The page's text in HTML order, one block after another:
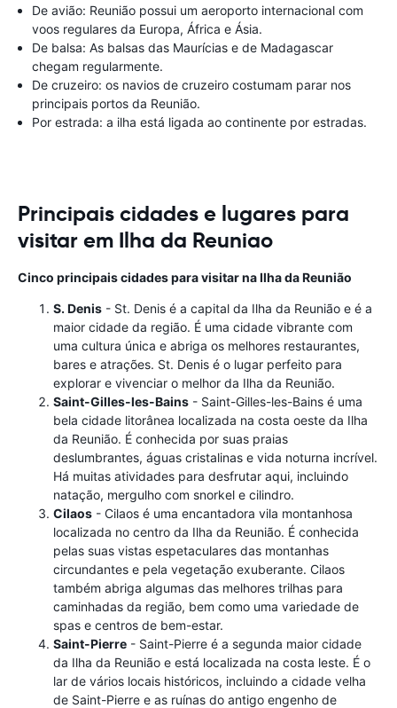
De avião: Reunião possui um aeroporto internacional com
voos regulares da Europa, África e Ásia.
De balsa: As balsas das Maurícias e de Madagascar
chegam regularmente.
De cruzeiro: os navios de cruzeiro costumam parar nos
principais portos da Reunião.
Por estrada: a ilha está ligada ao continente por estradas.
Principais cidades e lugares para
visitar em Ilha da Reuniao
Cinco principais cidades para visitar na Ilha da Reunião
S. Denis - St. Denis é a capital da Ilha da Reunião e é a
maior cidade da região. É uma cidade vibrante com
uma cultura única e abriga os melhores restaurantes,
bares e atrações. St. Denis é o lugar perfeito para
explorar e vivenciar o melhor da Ilha da Reunião.
Saint-Gilles-les-Bains - Saint-Gilles-les-Bains é uma
bela cidade litorânea localizada na costa oeste da Ilha
da Reunião. É conhecida por suas praias
deslumbrantes, águas cristalinas e vida noturna incrível.
Há muitas atividades para desfrutar aqui, incluindo
natação, mergulho com snorkel e cilindro.
Cilaos - Cilaos é uma encantadora vila montanhosa
localizada no centro da Ilha da Reunião. É conhecida
pelas suas vistas espetaculares das montanhas
circundantes e pela vegetação exuberante. Cilaos
também abriga algumas das melhores trilhas para
caminhadas da região, bem como uma variedade de
spas e centros de bem-estar.
Saint-Pierre - Saint-Pierre é a segunda maior cidade
da Ilha da Reunião e está localizada na costa leste. É o
lar de vários locais históricos, incluindo a cidade velha
de Saint-Pierre e as ruínas do antigo engenho de